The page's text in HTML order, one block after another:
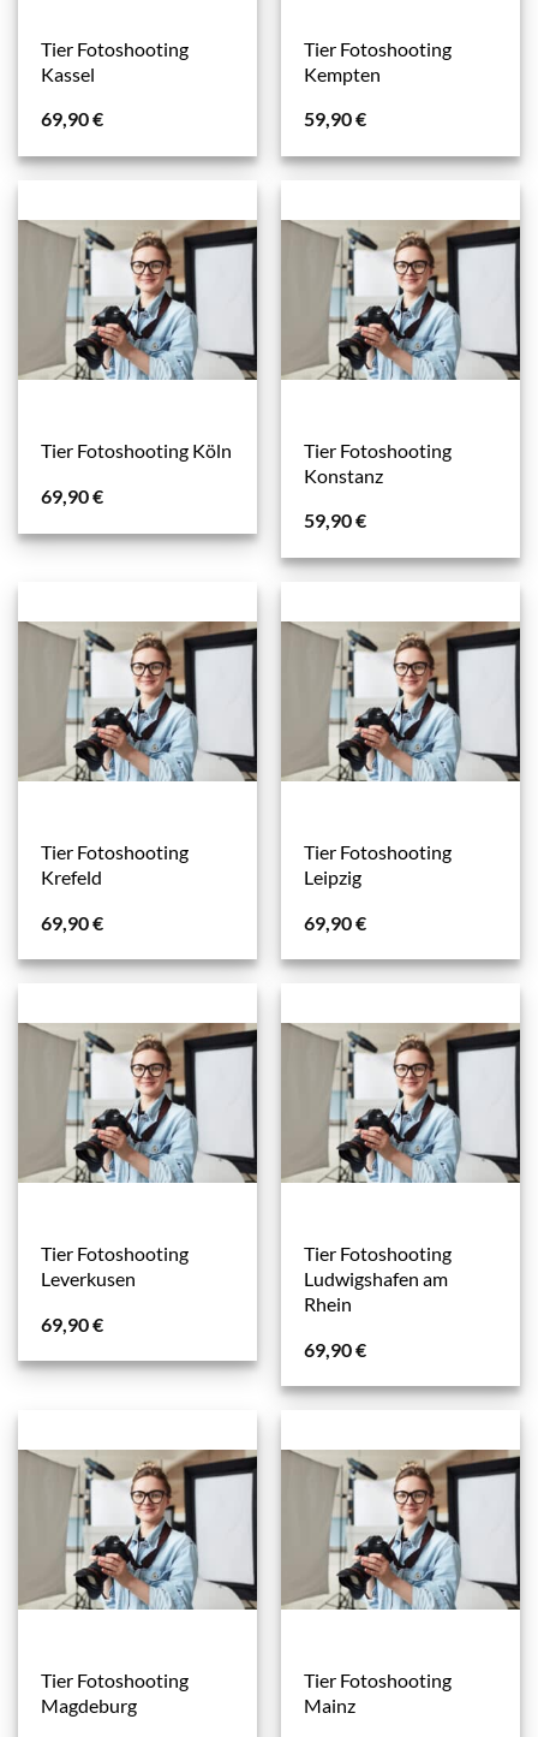
Tier Fotoshooting
Kassel
69,90€
Tier Fotoshooting
Kempten
59,90€
Tier Fotoshooting Köln
69,90€
Tier Fotoshooting
Konstanz
59,90€
Tier Fotoshooting
Krefeld
69,90€
Tier Fotoshooting
Leipzig
69,90€
Tier Fotoshooting
Leverkusen
69,90€
Tier Fotoshooting
Ludwigshafen am
Rhein
69,90€
Tier Fotoshooting
Magdeburg
Tier Fotoshooting
Mainz